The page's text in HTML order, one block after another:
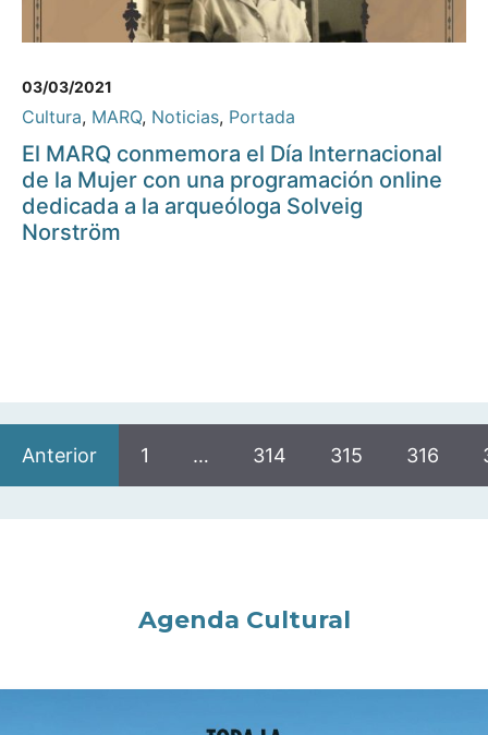
03/03/2021
Cultura, MARQ, Noticias, Portada
El MARQ conmemora el Día Internacional
de la Mujer con una programación online
dedicada a la arqueóloga Solveig
Norström
Anterior 1 … 314 315 316
Agenda Cultural